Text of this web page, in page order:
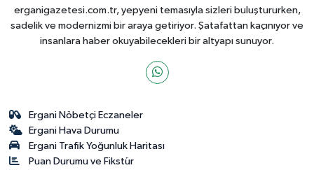
erganigazetesi.com.tr, yepyeni temasıyla sizleri buluştururken,
sadelik ve modernizmi bir araya getiriyor. Şatafattan kaçınıyor ve
insanlara haber okuyabilecekleri bir altyapı sunuyor.
Ergani Nöbetçi Eczaneler
Ergani Hava Durumu
Ergani Trafik Yoğunluk Haritası
Puan Durumu ve Fikstür